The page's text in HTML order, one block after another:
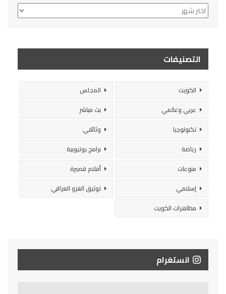
الأرشيف
التصنيفات
الكويت
المجلس
عربي وعالمي
بث مباشر
تكنولوجيا
وثائقي
رياضة
برامج يوتيوبية
منوعات
أفلام قصيرة
إسلامي
توثيق الغزو العراقي
مظاهرات الكويت
انستغرام